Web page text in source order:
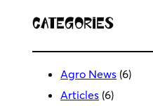
Categories
Agro News (6)
Articles (6)